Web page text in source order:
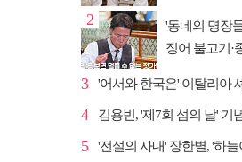
2
'동네의 명장
징어 불고기·
3
4 김용빈, '제7회 섬의 날' 기
5